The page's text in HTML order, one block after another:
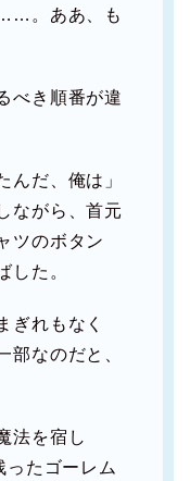
。ああ、も
べき順番が違
んだ、俺は」
ながら、首元
ツのボタン
した。
ぎれもなく
部なのだと、
法を宿し
ったゴーレム